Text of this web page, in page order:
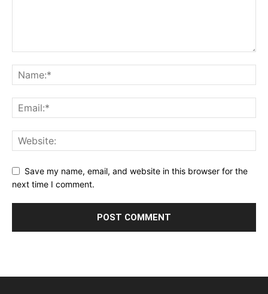
Save my name, email, and website in this browser for the
next time I comment.